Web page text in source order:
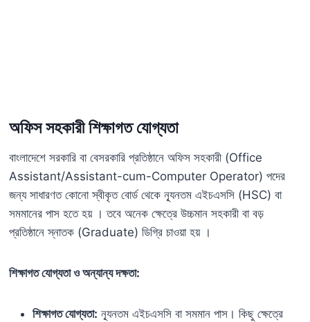
অফিস সহকারী শিক্ষাগত যোগ্যতা
বাংলাদেশে সরকারি বা বেসরকারি প্রতিষ্ঠানে অফিস সহকারী (Office
Assistant/Assistant-cum-Computer Operator) পদের
জন্য সাধারণত কোনো স্বীকৃত বোর্ড থেকে ন্যূনতম এইচএসসি (HSC) বা
সমমানের পাস হতে হয় । তবে অনেক ক্ষেত্রে উচ্চমান সহকারী বা বড়
প্রতিষ্ঠানে স্নাতক (Graduate) ডিগ্রি চাওয়া হয় ।
শিক্ষাগত যোগ্যতা ও অন্যান্য দক্ষতা:
শিক্ষাগত যোগ্যতা: ন্যূনতম এইচএসসি বা সমমান পাস। কিছু ক্ষেত্রে